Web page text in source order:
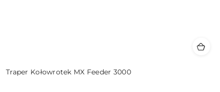
Traper Kołowrotek MX Feeder 3000